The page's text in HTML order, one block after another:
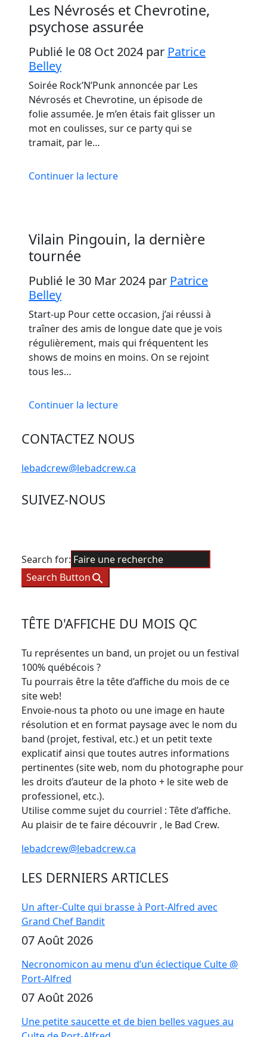
Les Névrosés et Chevrotine,
psychose assurée
Publié le 08 Oct 2024 par Patrice
Belley
Soirée Rock’N’Punk annoncée par Les
Névrosés et Chevrotine, un épisode de
folie assumée. Je m’en étais fait glisser un
mot en coulisses, sur ce party qui se
tramait, par le…
Continuer la lecture
Vilain Pingouin, la dernière
tournée
Publié le 30 Mar 2024 par Patrice
Belley
Start-up Pour cette occasion, j’ai réussi à
traîner des amis de longue date que je vois
régulièrement, mais qui fréquentent les
shows de moins en moins. On se rejoint
tous les…
Continuer la lecture
CONTACTEZ NOUS
lebadcrew@lebadcrew.ca
SUIVEZ-NOUS
Search for:
Search Button
TÊTE D'AFFICHE DU MOIS QC
Tu représentes un band, un projet ou un festival
100% québécois ?
Tu pourrais être la tête d’affiche du mois de ce
site web!
Envoie-nous ta photo ou une image en haute
résolution et en format paysage avec le nom du
band (projet, festival, etc.) et un petit texte
explicatif ainsi que toutes autres informations
pertinentes (site web, nom du photographe pour
les droits d’auteur de la photo + le site web de
professionel, etc.).
Utilise comme sujet du courriel : Tête d’affiche.
Au plaisir de te faire découvrir , le Bad Crew.
lebadcrew@lebadcrew.ca
LES DERNIERS ARTICLES
Un after-Culte qui brasse à Port-Alfred avec
Grand Chef Bandit
07 Août 2026
Necronomicon au menu d’un éclectique Culte @
Port-Alfred
07 Août 2026
Une petite saucette et de bien belles vagues au